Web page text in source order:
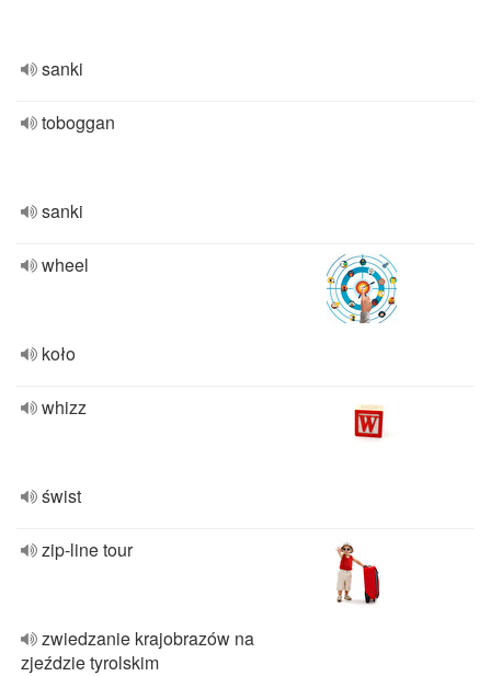
sanki
toboggan
sanki
wheel
koło
whizz
świst
zip-line tour
zwiedzanie krajobrazów na
zjeździe tyrolskim